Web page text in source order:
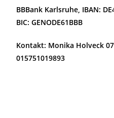
BBBank Karlsruhe, IBAN:
BIC: GENODE61BBB
Kontakt: Monika Holveck
015751019893